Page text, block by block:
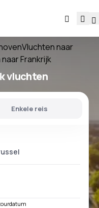
Vluchten naar
Frankrijk
vluchten
Enkele reis